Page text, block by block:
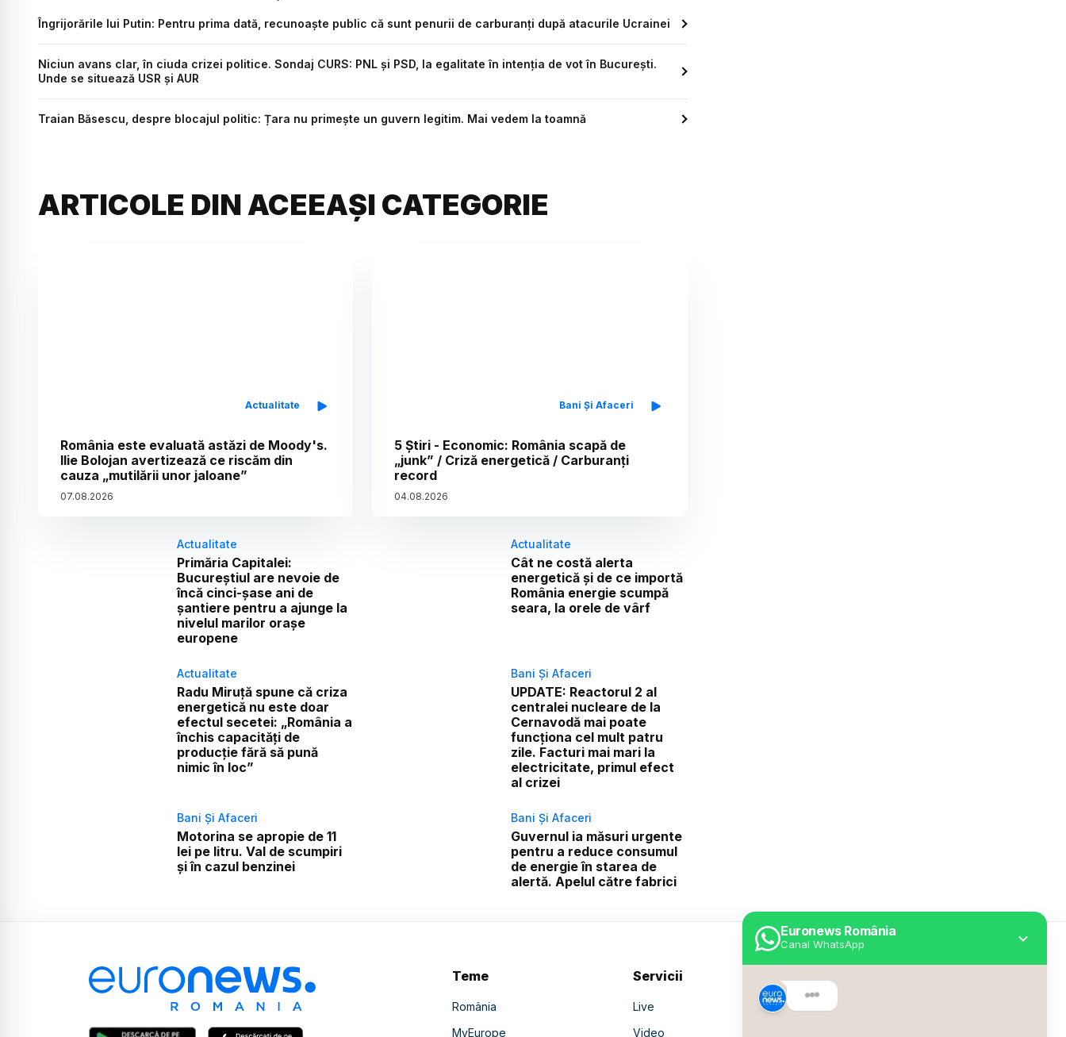
Euronews România
Canal WhatsApp
Îngrijorările lui Putin: Pentru prima dată, recunoaște public că sunt penurii de carburanți după atacurile Ucrainei
Niciun avans clar, în ciuda crizei politice. Sondaj CURS: PNL și PSD, la egalitate în intenția de vot în București.
Unde se situează USR și AUR
Traian Băsescu, despre blocajul politic: Țara nu primeşte un guvern legitim. Mai vedem la toamnă
ARTICOLE DIN ACEEAȘI CATEGORIE
Actualitate
România este evaluată astăzi de Moody's.
Ilie Bolojan avertizează ce riscăm din
cauza „mutilării unor jaloane”
07.08.2026
Bani Și Afaceri
5 Știri - Economic: România scapă de
„junk” / Criză energetică / Carburanți
record
04.08.2026
Actualitate
Primăria Capitalei:
Bucureștiul are nevoie de
încă cinci-șase ani de
șantiere pentru a ajunge la
nivelul marilor orașe
europene
Actualitate
Cât ne costă alerta
energetică și de ce importă
România energie scumpă
seara, la orele de vârf
Actualitate
Radu Miruță spune că criza
energetică nu este doar
efectul secetei: „România a
închis capacități de
producție fără să pună
nimic în loc”
Bani Și Afaceri
UPDATE: Reactorul 2 al
centralei nucleare de la
Cernavodă mai poate
funcționa cel mult patru
zile. Facturi mai mari la
electricitate, primul efect
al crizei
Bani Și Afaceri
Motorina se apropie de 11
lei pe litru. Val de scumpiri
și în cazul benzinei
Bani Și Afaceri
Guvernul ia măsuri urgente
pentru a reduce consumul
de energie în starea de
alertă. Apelul către fabrici
Teme
România
MyEurope
Servicii
Live
Video
Despre Euronews